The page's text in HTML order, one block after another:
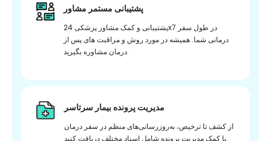
پشتیبانی مستمر مشاور
پشتیبانی و کمک مشاور پزشکی 24x7 در طول سفر
درمانی شما. همیشه در مورد روش و مراقبت های پس از
درمان مشاوره بگیرید.
مدیریت پرونده بیمار سرتاسر
از کشف تا ترخیص، به‌روزرسانی‌های منظم در سفر درمان
با کمک مدیریت پرونده شامل اسناد مختلف دریافت کنید.